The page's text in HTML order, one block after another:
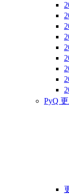
PyQ